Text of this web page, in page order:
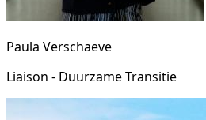
Paula Verschaeve
Liaison - Duurzame Transitie